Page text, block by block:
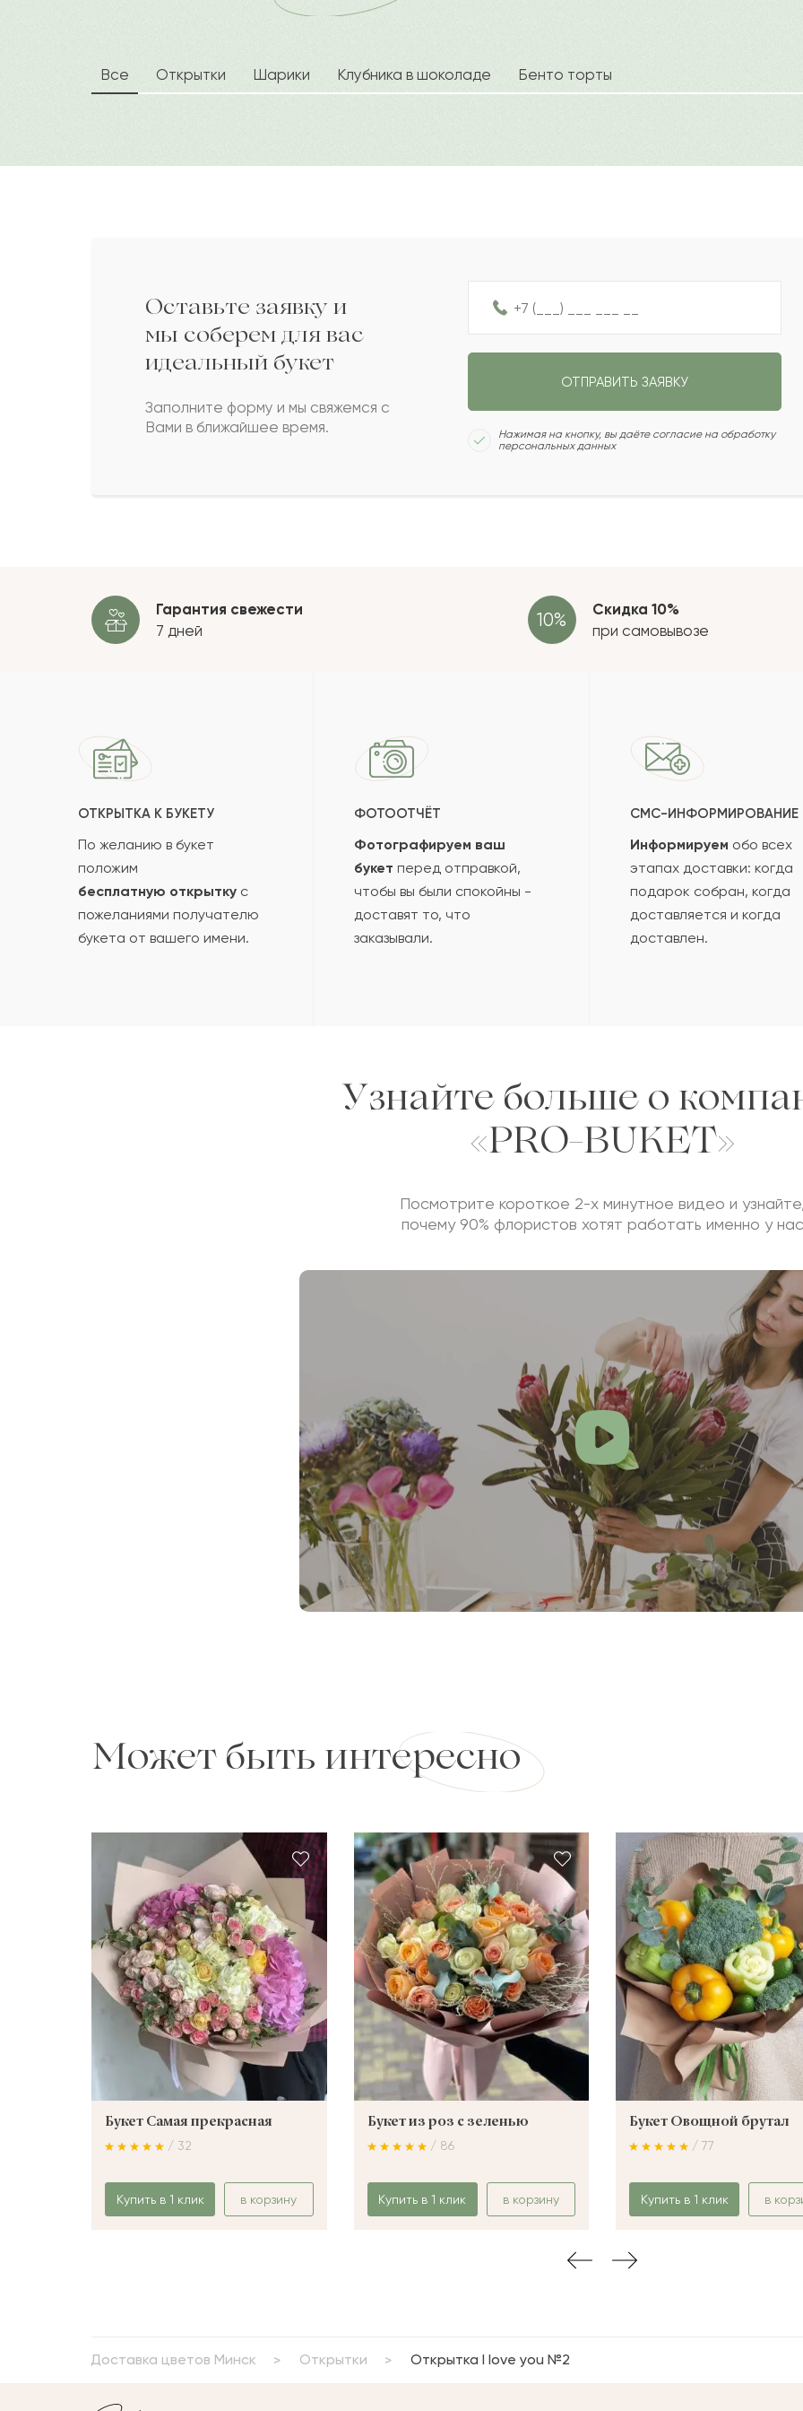
Алан
2022-05-26
2022-04-28
Все Открытки Шарики Клубника в шоколаде Бенто торты
Оставьте заявку и
мы соберем для вас
идеальный букет
Заполните форму и мы свяжемся с
Вами в ближайшее время.
ОТПРАВИТЬ ЗАЯВКУ
Нажимая на кнопку, вы даёте согласие на обработку
персональных данных
Гарантия свежести
7 дней
Скидка 10%
при самовывозе
ОТКРЫТКА К БУКЕТУ
По желанию в букет
положим
бесплатную открытку с
пожеланиями получателю
букета от вашего имени.
ФОТООТЧЁТ
Фотографируем ваш
букет перед отправкой,
чтобы вы были спокойны -
доставят то, что
заказывали.
СМС-ИНФОРМИРОВАНИЕ
Информируем обо всех
этапах доставки: когда
подарок собран, когда
доставляется и когда
доставлен.
Узнайте больше о
«PRO-BUKET»
Посмотрите короткое 2-х минутное видео и
почему 90% флористов хотят работать именно у нас
Может быть интересно
Букет Самая прекрасная
/ 32
Купить в 1 клик в корзину
Букет из роз с зеленью
/ 86
Купить в 1 клик в корзину
Букет Овощной брутал
/ 77
Купить в 1 клик в
Доставка цветов Минск Открытки Открытка I love you №2